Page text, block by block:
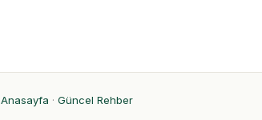
Anasayfa · Güncel Rehber